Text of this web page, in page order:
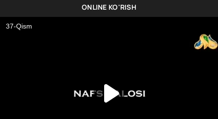
ONLINE KO'RISH